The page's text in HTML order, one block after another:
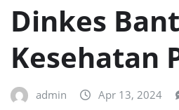
Dinkes
Kesehatan
admin Apr 13, 2024